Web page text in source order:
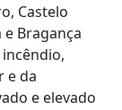
Castelo
Bragança
e da
e elevado